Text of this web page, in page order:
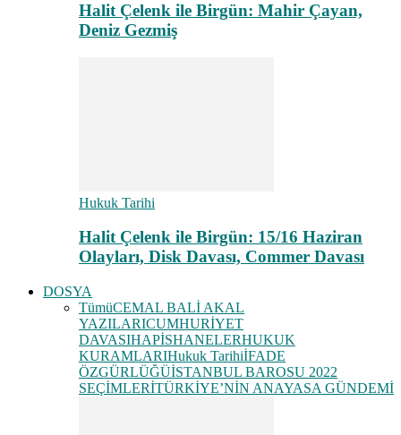
Halit Çelenk ile Birgün: Mahir Çayan,
Deniz Gezmiş
Hukuk Tarihi
Halit Çelenk ile Birgün: 15/16 Haziran
Olayları, Disk Davası, Commer Davası
DOSYA
TümüCEMAL BALİ AKAL
YAZILARICUMHURİYET
DAVASIHAPİSHANELERHUKUK
KURAMLARIHukuk TarihiİFADE
ÖZGÜRLÜĞÜİSTANBUL BAROSU 2022
SEÇİMLERİTÜRKİYE’NİN ANAYASA GÜNDEMİ